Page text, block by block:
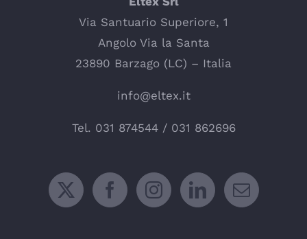
Via Santuario Superiore, 1
Angolo Via la Santa
23890 Barzago (LC) – Italia
info@eltex.it
Tel. 031 874544/ 031 862696